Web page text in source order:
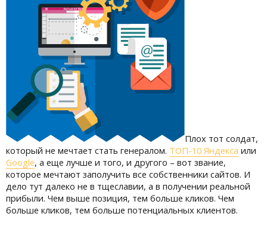
Плох тот солдат,
который не мечтает стать генералом. ТОП-10 Яндекса или
Google, а еще лучше и того, и другого – вот звание,
которое мечтают заполучить все собственники сайтов. И
дело тут далеко не в тщеславии, а в получении реальной
прибыли. Чем выше позиция, тем больше кликов. Чем
больше кликов, тем больше потенциальных клиентов.